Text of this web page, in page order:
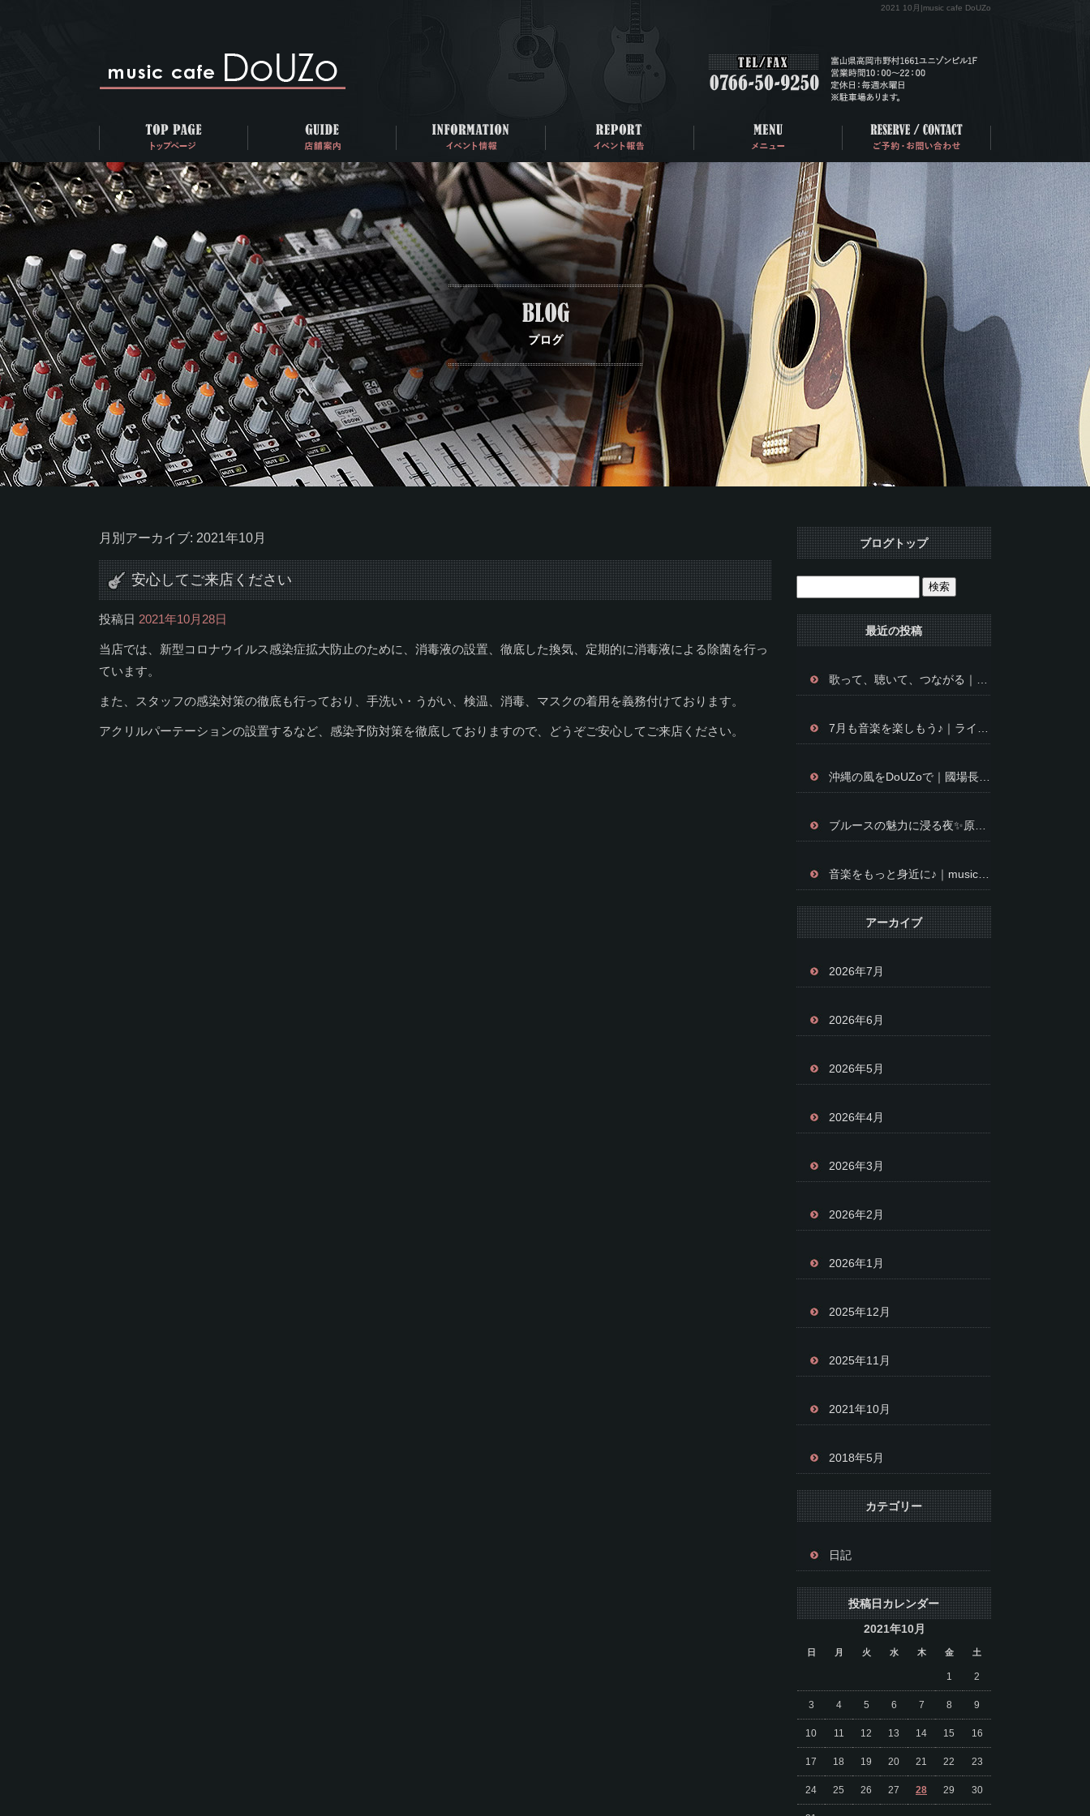
2021 10月|music cafe DoUZo
月別アーカイブ: 2021年10月
安心してご来店ください
投稿日 2021年10月28日
当店では、新型コロナウイルス感染症拡大防止のために、消毒液の設置、徹底した換気、定期的に消毒液による除菌を行っ
ています。
また、スタッフの感染対策の徹底も行っており、手洗い・うがい、検温、消毒、マスクの着用を義務付けております。
アクリルパーテーションの設置するなど、感染予防対策を徹底しておりますので、どうぞご安心してご来店ください。
ブログトップ
最近の投稿
アーカイブ
2026年7月
2026年6月
2026年5月
2026年4月
2026年3月
2026年2月
2026年1月
2025年12月
2025年11月
2021年10月
2018年5月
カテゴリー
日記
投稿日カレンダー
2021年10月
日 月 火 水 木 金 土
1 2
3 4 5 6 7 8 9
10 11 12 13 14 15 16
17 18 19 20 21 22 23
24 25 26 27 28 29 30